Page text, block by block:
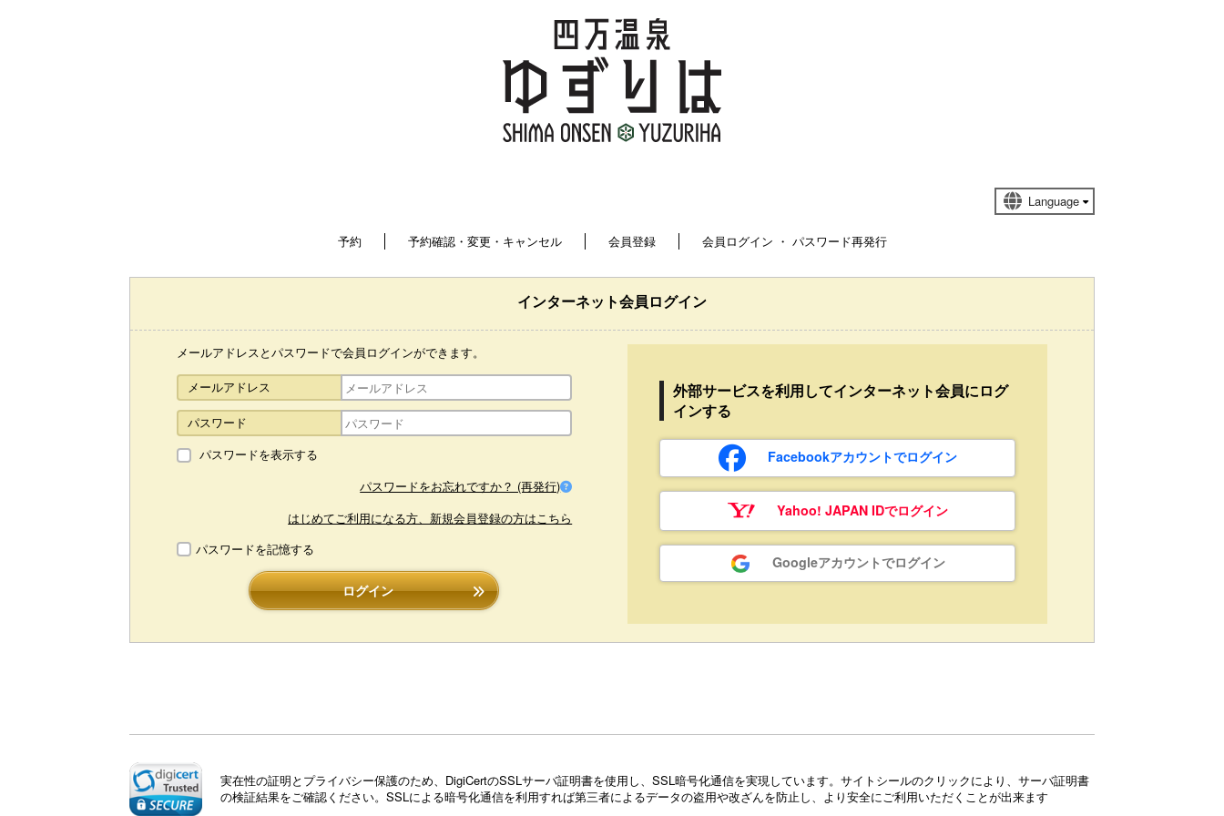
予約 予約確認・変更・キャンセル 会員登録 会員ログイン ・ パスワード再発行
インターネット会員ログイン
メールアドレスとパスワードで会員ログインができます。
メールアドレス
パスワード
パスワードを表示する
パスワードをお忘れですか？ (再発行)
はじめてご利用になる方、新規会員登録の方はこちら
パスワードを記憶する
ログイン
外部サービスを利用してインターネット会員にログ
インする
Facebookアカウントでログイン
Yahoo! JAPAN IDでログイン
Googleアカウントでログイン
実在性の証明とプライバシー保護のため、DigiCertのSSLサーバ証明書を使用し、SSL暗号化通信を実現しています。サイトシールのクリックにより、サーバ証明書
の検証結果をご確認ください。SSLによる暗号化通信を利用すれば第三者によるデータの盗用や改ざんを防止し、より安全にご利用いただくことが出来ます